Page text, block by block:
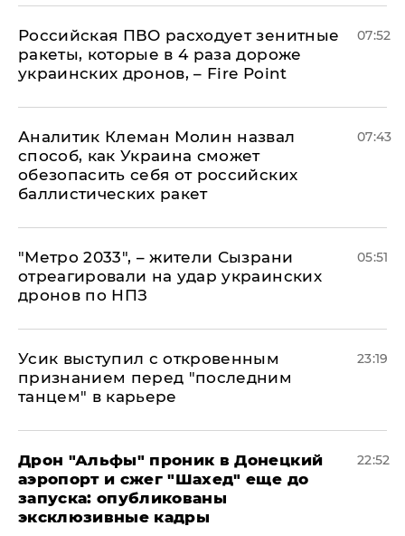
Российская ПВО расходует зенитные
ракеты, которые в 4 раза дороже
украинских дронов, – Fire Point
07:52
Аналитик Клеман Молин назвал
способ, как Украина сможет
обезопасить себя от российских
баллистических ракет
07:43
"Метро 2033", – жители Сызрани
отреагировали на удар украинских
дронов по НПЗ
05:51
Усик выступил с откровенным
признанием перед "последним
танцем" в карьере
23:19
Дрон "Альфы" проник в Донецкий
аэропорт и сжег "Шахед" еще до
запуска: опубликованы
эксклюзивные кадры
22:52